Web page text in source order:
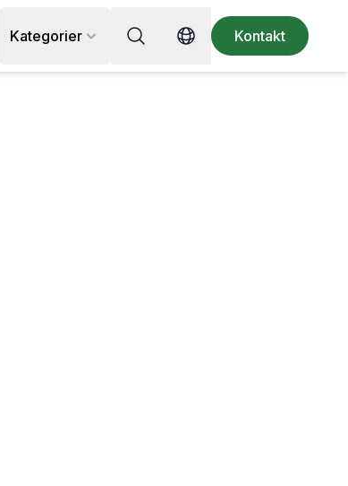
Kategorier Sök efter recept, ingrediens
Switch language
Kontakt